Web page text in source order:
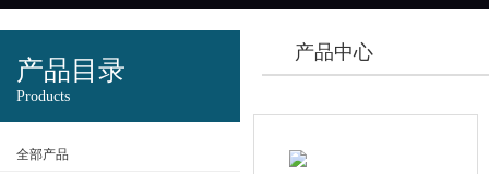
产品目录
Products
全部产品
产品中心